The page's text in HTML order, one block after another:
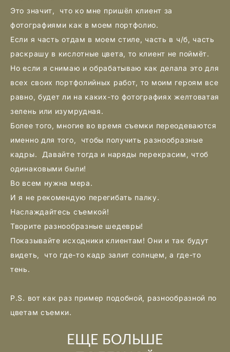
Это значит, что ко мне пришёл клиент за
фотографиями как в моем портфолио.
Если я часть отдам в моем стиле, часть в ч/б, часть
раскрашу в кислотные цвета, то клиент не поймёт.
Но если я снимаю и обрабатываю как делала это для
всех своих портфолийных работ, то моим героям все
равно, будет ли на каких-то фотографиях желтоватая
зелень или изумрудная.
Более того, многие во время съемки переодеваются
именно для того, чтобы получить разнообразные
кадры. Давайте тогда и наряды перекрасим, чтоб
одинаковыми были!
Во всем нужна мера.
И я не рекомендую перегибать палку.
Наслаждайтесь съемкой!
Творите разнообразные шедевры!
Показывайте исходники клиентам! Они и так будут
видеть, что где-то кадр залит солнцем, а где-то
тень.
P.S. вот как раз пример подобной, разнообразной по
цветам съемки.
ЕЩЕ БОЛЬШЕ